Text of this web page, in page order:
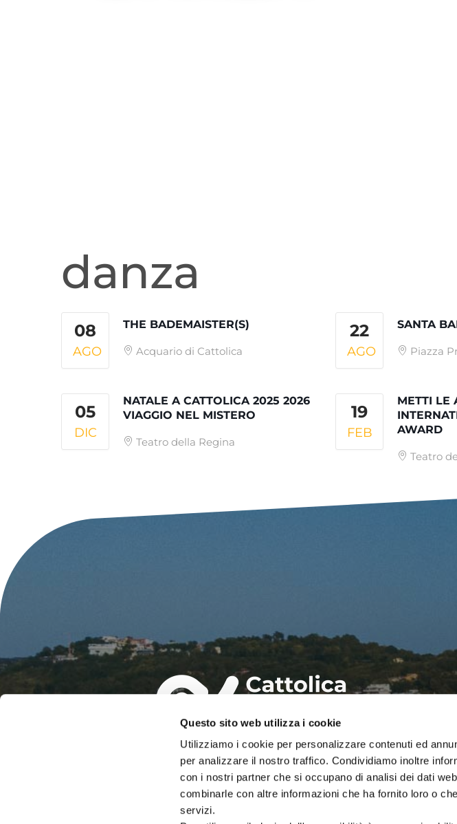
Questo sito web utilizza i cookie
Utilizziamo i cookie per personalizzare contenuti ed
per analizzare il nostro traffico. Condividiamo inoltre
con i nostri partner che si occupano di analisi dei dati
combinarle con altre informazioni che ha fornito loro o
servizi.
danza
08
AGO
THE BADEMAISTER(S)
Acquario di Cattolica
22
AGO
SANTA
Piazza
05
DIC
NATALE A CATTOLICA 2025 2026
VIAGGIO NEL MISTERO
Teatro della Regina
19
FEB
METTI LE
AWARD
Teatro
IAT – UFFICIO INFORMAZIONI TURISTICHE
DEL COMUNE DI CATTOLICA
PALAZZO DEL TURISMO
Via Mancini, 24 – Cattolica (RN)
Tel: 0541.966697 / 0541.966621